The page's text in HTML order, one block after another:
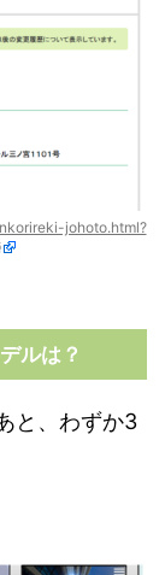
johoto.html?
ルは？
と、わずか3